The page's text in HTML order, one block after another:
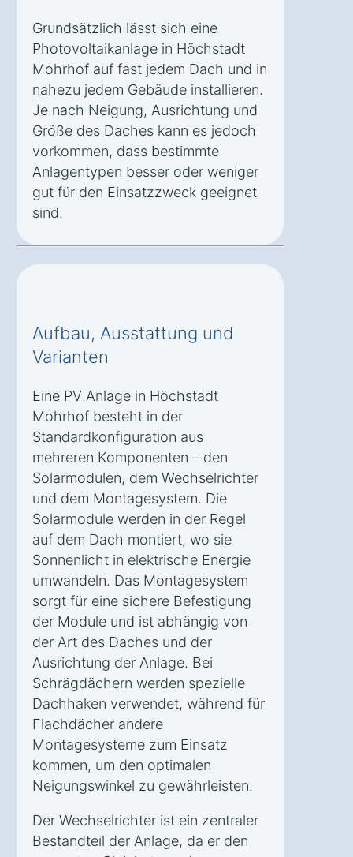
Grundsätzlich lässt sich eine
Photovoltaikanlage in Höchstadt
Mohrhof auf fast jedem Dach und in
nahezu jedem Gebäude installieren.
Je nach Neigung, Ausrichtung und
Größe des Daches kann es jedoch
vorkommen, dass bestimmte
Anlagentypen besser oder weniger
gut für den Einsatzzweck geeignet
sind.
Aufbau, Ausstattung und
Varianten
Eine PV Anlage in Höchstadt
Mohrhof besteht in der
Standardkonfiguration aus
mehreren Komponenten – den
Solarmodulen, dem Wechselrichter
und dem Montagesystem. Die
Solarmodule werden in der Regel
auf dem Dach montiert, wo sie
Sonnenlicht in elektrische Energie
umwandeln. Das Montagesystem
sorgt für eine sichere Befestigung
der Module und ist abhängig von
der Art des Daches und der
Ausrichtung der Anlage. Bei
Schrägdächern werden spezielle
Dachhaken verwendet, während für
Flachdächer andere
Montagesysteme zum Einsatz
kommen, um den optimalen
Neigungswinkel zu gewährleisten.
Der Wechselrichter ist ein zentraler
Bestandteil der Anlage, da er den